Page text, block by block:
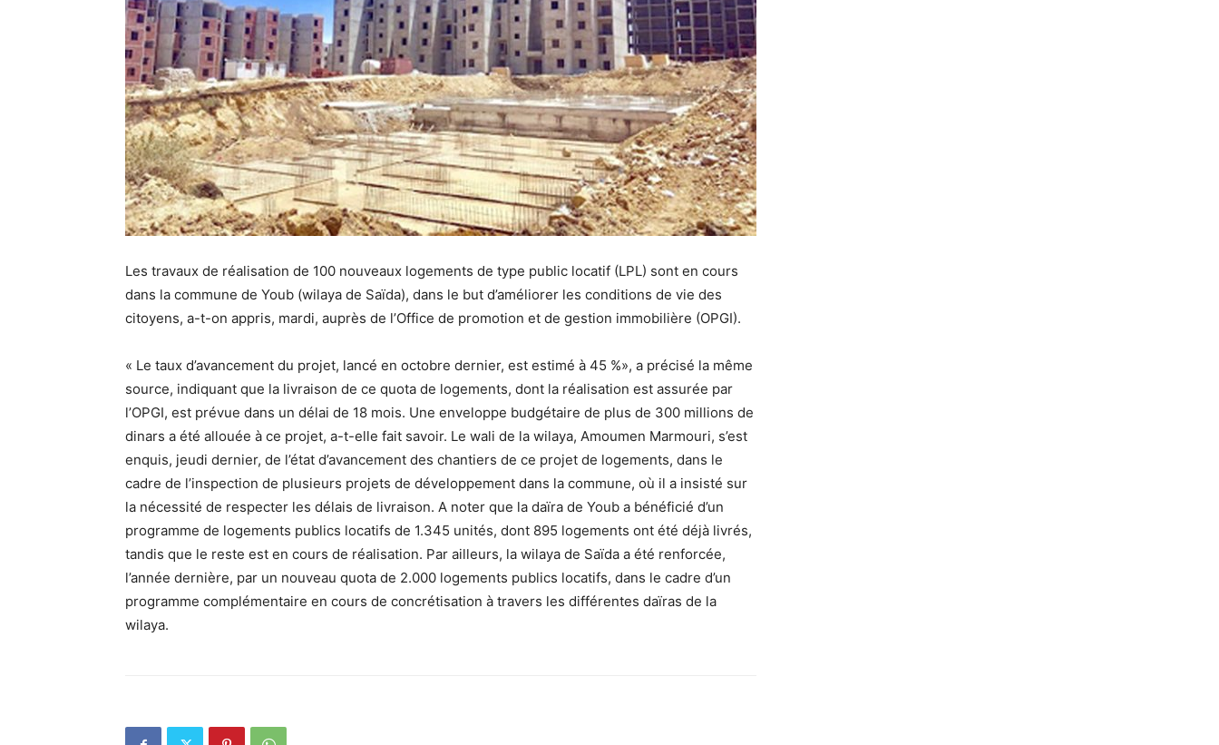
Les travaux de réalisation de 100 nouveaux logements de type public locatif (LPL) sont en cours
dans la commune de Youb (wilaya de Saïda), dans le but d’améliorer les conditions de vie des
citoyens, a-t-on appris, mardi, auprès de l’Office de promotion et de gestion immobilière (OPGI).
« Le taux d’avancement du projet, lancé en octobre dernier, est estimé à 45 %», a précisé la même
source, indiquant que la livraison de ce quota de logements, dont la réalisation est assurée par
l’OPGI, est prévue dans un délai de 18 mois. Une enveloppe budgétaire de plus de 300 millions de
dinars a été allouée à ce projet, a-t-elle fait savoir. Le wali de la wilaya, Amoumen Marmouri, s’est
enquis, jeudi dernier, de l’état d’avancement des chantiers de ce projet de logements, dans le
cadre de l’inspection de plusieurs projets de développement dans la commune, où il a insisté sur
la nécessité de respecter les délais de livraison. A noter que la daïra de Youb a bénéficié d’un
programme de logements publics locatifs de 1.345 unités, dont 895 logements ont été déjà livrés,
tandis que le reste est en cours de réalisation. Par ailleurs, la wilaya de Saïda a été renforcée,
l’année dernière, par un nouveau quota de 2.000 logements publics locatifs, dans le cadre d’un
programme complémentaire en cours de concrétisation à travers les différentes daïras de la
wilaya.